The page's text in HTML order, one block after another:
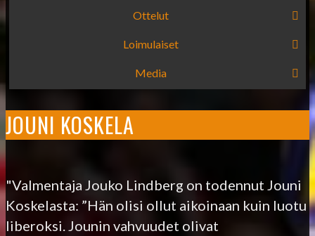
Ottelut
Loimulaiset
Media
JOUNI KOSKELA
"Valmentaja Jouko Lindberg on todennut Jouni
Koskelasta: ”Hän olisi ollut aikoinaan kuin luotu
liberoksi. Jounin vahvuudet olivat